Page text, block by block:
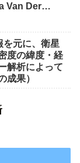
Van Der
元に、衛星
度の緯度・経
解析によって
成果）